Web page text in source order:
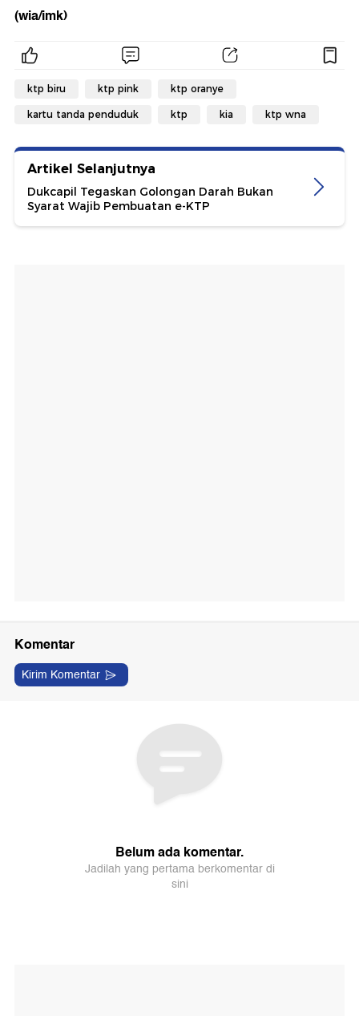
(wia/imk)
ktp biru ktp pink ktp oranye
kartu tanda penduduk ktp kia ktp wna
Artikel Selanjutnya
Dukcapil Tegaskan Golongan Darah Bukan
Syarat Wajib Pembuatan e-KTP